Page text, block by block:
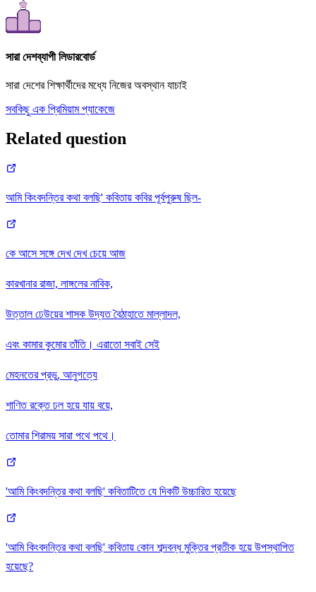
সারা দেশব্যাপী লিডারবোর্ড
সারা দেশের শিক্ষার্থীদের মধ্যে নিজের অবস্থান যাচাই
সবকিছু এক প্রিমিয়াম প্যাকেজে
Related question
আমি কিংবদন্তির কথা বলছি' কবিতায় কবির পূর্বপুরুষ ছিল-
কে আসে সঙ্গে দেখ দেখ চেয়ে আজ
কারখানার রাজা, লাঙ্গলের নাবিক,
উত্তাল ঢেউয়ের শাসক উদ্যত বৈঠাহাতে মাল্লাদল,
এবং কামার কুমোর তাঁতি। এরাতো সবাই সেই
মেহনতের প্রভু, আনুগত্যে
শাণিত রক্তে ঢল হয়ে যায় বয়ে,
তোমার শিরাময় সারা পথে পথে।
'আমি কিংবদন্তির কথা বলছি' কবিতাটিতে যে দিকটি উচ্চারিত হয়েছে
'আমি কিংবদন্তির কথা বলছি' কবিতায় কোন শব্দবন্ধ মুক্তির প্রতীক হয়ে উপস্থাপিত
হয়েছে?